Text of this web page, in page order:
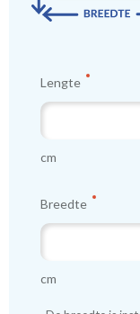
kindergordijnen
Lengte
cm
Breedte
cm